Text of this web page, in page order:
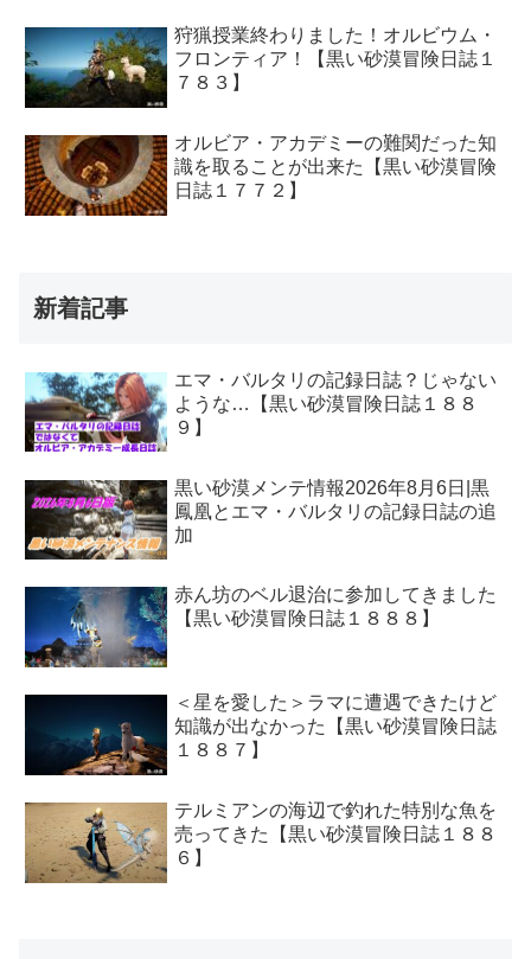
狩猟授業終わりました！オルビウム・
フロンティア！【黒い砂漠冒険日誌１
７８３】
オルビア・アカデミーの難関だった知
識を取ることが出来た【黒い砂漠冒険
日誌１７７２】
新着記事
エマ・バルタリの記録日誌？じゃない
ような…【黒い砂漠冒険日誌１８８
９】
黒い砂漠メンテ情報2026年8月6日|黒
鳳凰とエマ・バルタリの記録日誌の追
加
赤ん坊のベル退治に参加してきました
【黒い砂漠冒険日誌１８８８】
＜星を愛した＞ラマに遭遇できたけど
知識が出なかった【黒い砂漠冒険日誌
１８８７】
テルミアンの海辺で釣れた特別な魚を
売ってきた【黒い砂漠冒険日誌１８８
６】